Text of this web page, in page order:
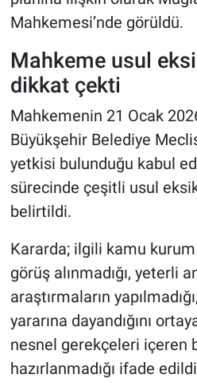
Mahkemesi’nde görüldü.
Mahkeme usul
dikkat çekti
Mahkemenin 21 Ocak
Büyükşehir Belediye
yetkisi bulunduğu kabul
sürecinde çeşitli usul
belirtildi.
Kararda; ilgili kamu
görüş alınmadığı, yeterli
araştırmaların
yararına dayandığını
nesnel gerekçeleri içeren
hazırlanmadığı ifade